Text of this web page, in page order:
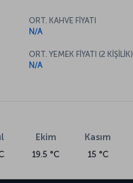
ORT. KAHVE FİYATI
N/A
ORT. YEMEK FİYATI (2 KİŞİLİK)
N/A
Ekim
19.5 °C
Kasım
15 °C